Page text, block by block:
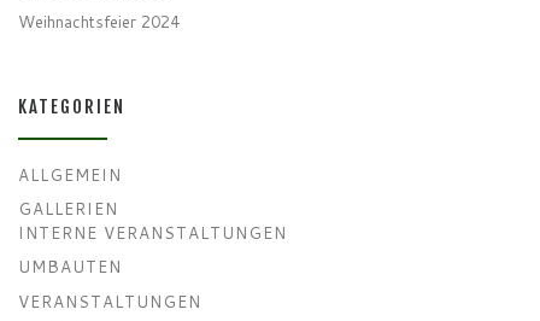
Weihnachtsfeier 2024
KATEGORIEN
ALLGEMEIN
GALLERIEN
INTERNE VERANSTALTUNGEN
UMBAUTEN
VERANSTALTUNGEN